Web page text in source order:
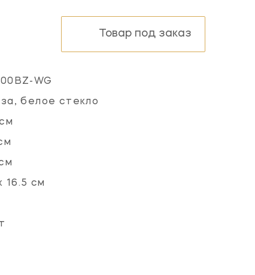
Товар под заказ
WG
белое стекло
16.5 см